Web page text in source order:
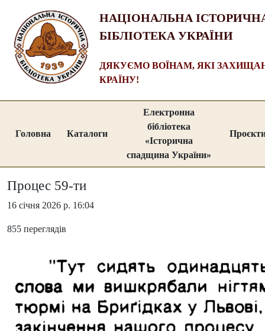
НАЦІОНАЛЬНА
БІБЛІОТЕКА УКРАЇНИ
ДЯКУЄМО ВОЇНАМ, ЯКІ
КРАЇНУ!
Головна Каталоги
Електронна
бібліотека
«Історична
спадщина України»
Процес 59-ти
16 січня 2026 р. 16:04
855 переглядів